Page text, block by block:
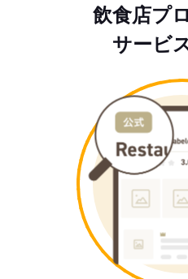
飲食店プ
サービ